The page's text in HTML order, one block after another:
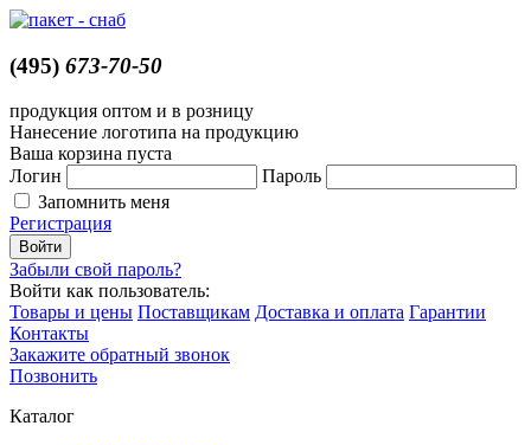
(495) 673-70-50
продукция оптом и в розницу
Нанесение логотипа на продукцию
Ваша корзина пуста
Логин
Пароль
Запомнить меня
Регистрация
Забыли свой пароль?
Войти как пользователь:
Товары и цены Поставщикам Доставка и оплата Гарантии
Контакты
Закажите обратный звонок
Позвонить
Каталог